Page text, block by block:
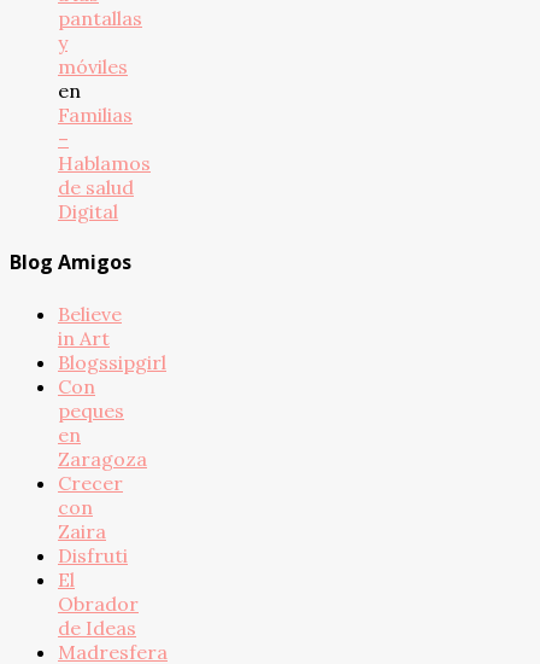
pantallas
y
móviles
en
Familias
–
Hablamos
de salud
Digital
Blog Amigos
Believe
in Art
Blogssipgirl
Con
peques
en
Zaragoza
Crecer
con
Zaira
Disfruti
El
Obrador
de Ideas
Madresfera